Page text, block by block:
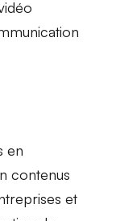
en
contenus
et